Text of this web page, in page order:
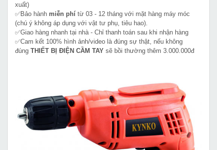
xuất)
✅Bảo hành miễn phí từ 03 - 12 tháng với mặt hàng máy móc
(chú ý không áp dụng với vật tư phụ, tiêu hao).
✅Giao hàng nhanh tại nhà - Chỉ thanh toán sau khi nhận hàng
✅Cam kết 100% hình ảnh/video là đúng sự thật, nếu không
đúng THIẾT BỊ ĐIỆN CẦM TAY sẽ bồi thường thêm 3.000.000đ